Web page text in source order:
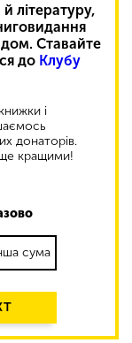
літературу,
Ставайте
до Клубу
і
донаторів.
кращими!
сума